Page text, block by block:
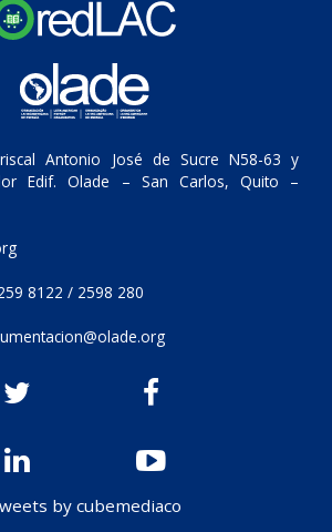
Antonio José de Sucre N58-63 y
Edif. Olade – San Carlos, Quito –
8122 / 2598 280
by cubemediaco